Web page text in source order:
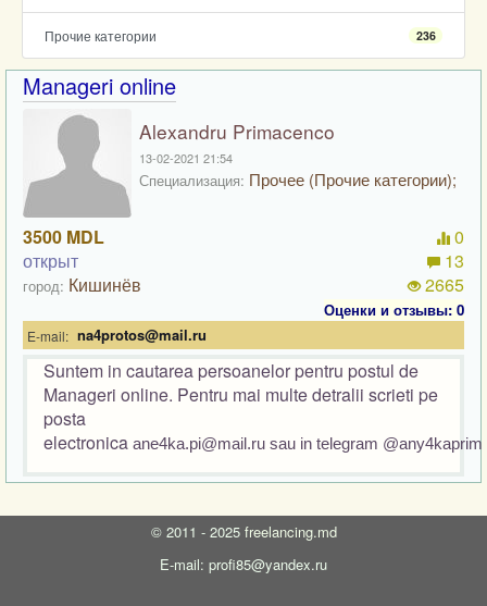
Прочие категории 236
Manageri online
Alexandru Primacenco
13-02-2021 21:54
Специализация: Прочее (Прочие категории);
3500 MDL
открыт
город: Кишинёв
0
13
2665
Оценки и отзывы: 0
E-mail: na4protos@mail.ru
Suntem in cautarea persoanelor pentru postul de
Manageri online. Pentru mai multe detralii scrieti pe
posta
electronica ane4ka.pi@mail.ru sau in telegram @any4kaprim
© 2011 - 2025 freelancing.md
E-mail: profi85@yandex.ru